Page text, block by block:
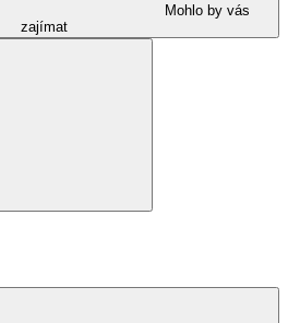
Mohlo by vás
zajímat